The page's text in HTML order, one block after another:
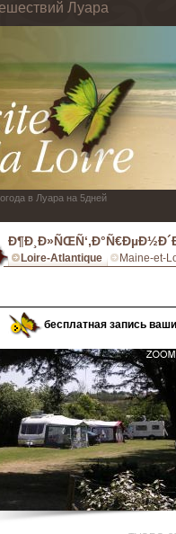
Луара
в Луара на 5дней
Loire-Atlantique Maine-et-
бесплатная запись